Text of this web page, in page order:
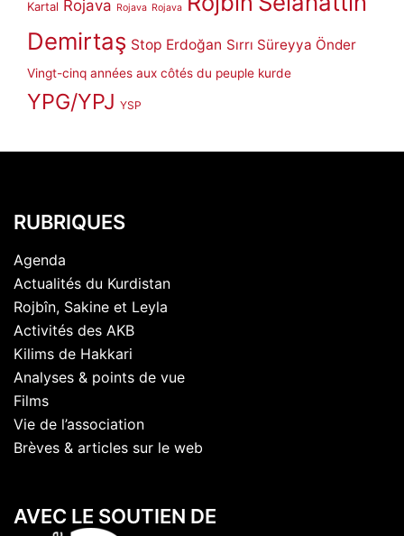
Kartal Rojava Rojava Rojava
Demirtaş Stop Erdoğan Sırrı Süreyya Önder
Vingt-cinq années aux côtés du peuple kurde
YPG/YPJ YSP
RUBRIQUES
Agenda
Actualités du Kurdistan
Rojbîn, Sakine et Leyla
Activités des AKB
Kilims de Hakkari
Analyses & points de vue
Films
Vie de l’association
Brèves & articles sur le web
AVEC LE SOUTIEN DE